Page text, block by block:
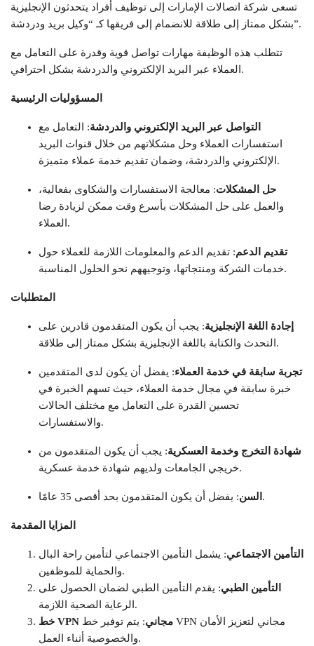
تسعى شركة اتصالات الإمارات إلى توظيف أفراد يتحدثون الإنجليزية
بشكل ممتاز إلى طلاقة للانضمام إلى فريقها كـ “وكيل بريد ودردشة”.
تتطلب هذه الوظيفة مهارات تواصل قوية وقدرة على التعامل مع
العملاء عبر البريد الإلكتروني والدردشة بشكل احترافي.
المسؤوليات الرئيسية
التواصل عبر البريد الإلكتروني والدردشة: التعامل مع
استفسارات العملاء وحل مشكلاتهم من خلال قنوات البريد
الإلكتروني والدردشة، وضمان تقديم خدمة عملاء متميزة.
حل المشكلات: معالجة الاستفسارات والشكاوى بفعالية،
والعمل على حل المشكلات بأسرع وقت ممكن لزيادة رضا
العملاء.
تقديم الدعم: تقديم الدعم والمعلومات اللازمة للعملاء حول
خدمات الشركة ومنتجاتها، وتوجيههم نحو الحلول المناسبة.
المتطلبات
إجادة اللغة الإنجليزية: يجب أن يكون المتقدمون قادرين على
التحدث والكتابة باللغة الإنجليزية بشكل ممتاز إلى طلاقة.
تجربة سابقة في خدمة العملاء: يفضل أن يكون لدى المتقدمين
خبرة سابقة في مجال خدمة العملاء، حيث تسهم الخبرة في
تحسين القدرة على التعامل مع مختلف الحالات
والاستفسارات.
شهادة التخرج وخدمة العسكرية: يجب أن يكون المتقدمون من
خريجي الجامعات ولديهم شهادة خدمة عسكرية.
السن : يفضل أن يكون المتقدمون بحد أقصى 35 عامًا.
المزايا المقدمة
التأمين الاجتماعي: يشمل التأمين الاجتماعي لتأمين راحة البال
والحماية للموظفين.
التأمين الطبي: يقدم التأمين الطبي لضمان الحصول على
الرعاية الصحية اللازمة.
خط VPN مجاني: يتم توفير خط VPN مجاني لتعزيز الأمان
والخصوصية أثناء العمل.